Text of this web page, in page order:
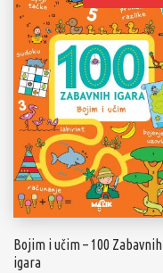
Bojim i učim – 100 Zabavnih
igara